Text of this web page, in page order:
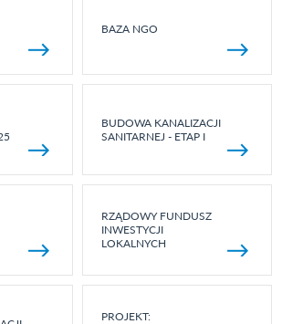
BAZA NGO
BUDOWA KANALIZACJI
SANITARNEJ - ETAP I
RZĄDOWY FUNDUSZ
INWESTYCJI
LOKALNYCH
PROJEKT: